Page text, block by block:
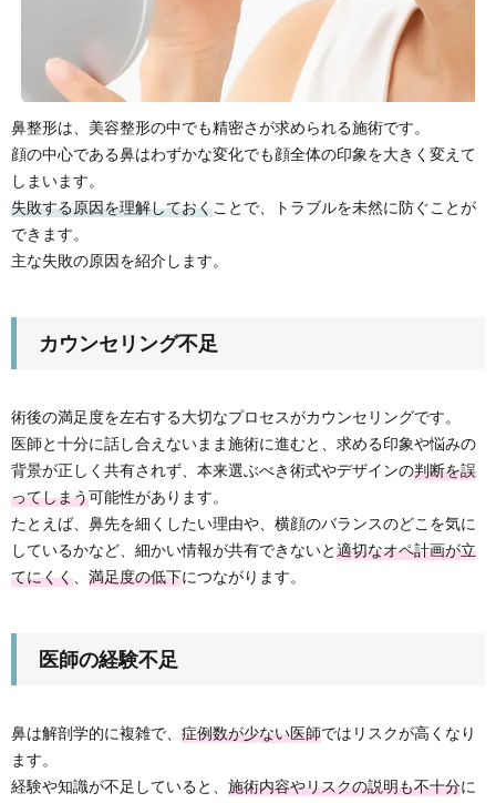
鼻整形は、美容整形の中でも精密さが求められる施術です。
顔の中心である鼻はわずかな変化でも顔全体の印象を大きく変えて
しまいます。
失敗する原因を理解しておくことで、トラブルを未然に防ぐことが
できます。
主な失敗の原因を紹介します。
カウンセリング不足
術後の満足度を左右する大切なプロセスがカウンセリングです。
医師と十分に話し合えないまま施術に進むと、求める印象や悩みの
背景が正しく共有されず、本来選ぶべき術式やデザインの判断を誤
ってしまう可能性があります。
たとえば、鼻先を細くしたい理由や、横顔のバランスのどこを気に
しているかなど、細かい情報が共有できないと適切なオペ計画が立
てにくく
満足度の低下につながります。
医師の経験不足
鼻は解剖学的に複雑で、 症例数が少ない医師ではリスクが高くなり
ます。
経験や知識が不足していると、 施術内容やリスクの説明も不十分に